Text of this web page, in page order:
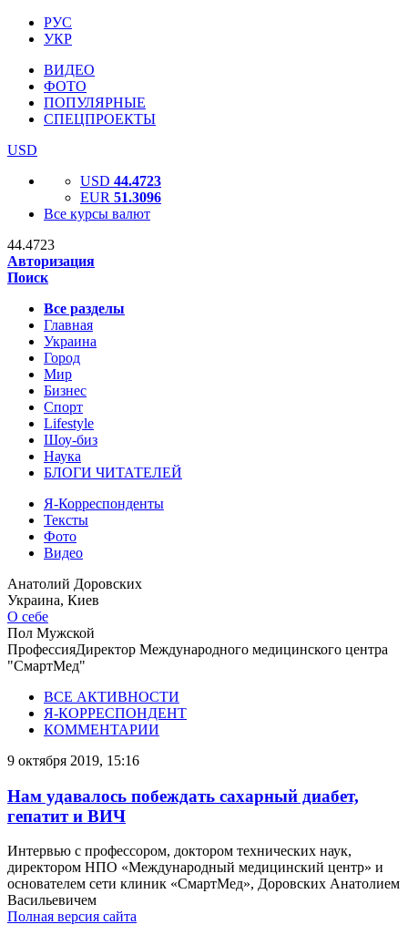
РУС
УКР
ВИДЕО
ФОТО
ПОПУЛЯРНЫЕ
СПЕЦПРОЕКТЫ
USD
USD 44.4723
EUR 51.3096
Все курсы валют
44.4723
Авторизация
Поиск
Все разделы
Главная
Украина
Город
Мир
Бизнес
Спорт
Lifestyle
Шоу-биз
Наука
БЛОГИ ЧИТАТЕЛЕЙ
Я-Корреспонденты
Тексты
Фото
Видео
Анатолий Доровских
Украина, Киев
О себе
Пол Мужской
ПрофессияДиректор Международного медицинского центра
"СмартМед"
ВСЕ АКТИВНОСТИ
Я-КОРРЕСПОНДЕНТ
КОММЕНТАРИИ
9 октября 2019, 15:16
Нам удавалось побеждать сахарный диабет,
гепатит и ВИЧ
Интервью с профессором, доктором технических наук,
директором НПО «Международный медицинский центр» и
основателем сети клиник «СмартМед», Доровских Анатолием
Васильевичем
Полная версия сайта